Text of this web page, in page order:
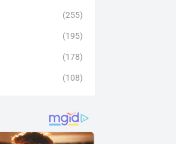
(255)
(195)
(178)
(108)